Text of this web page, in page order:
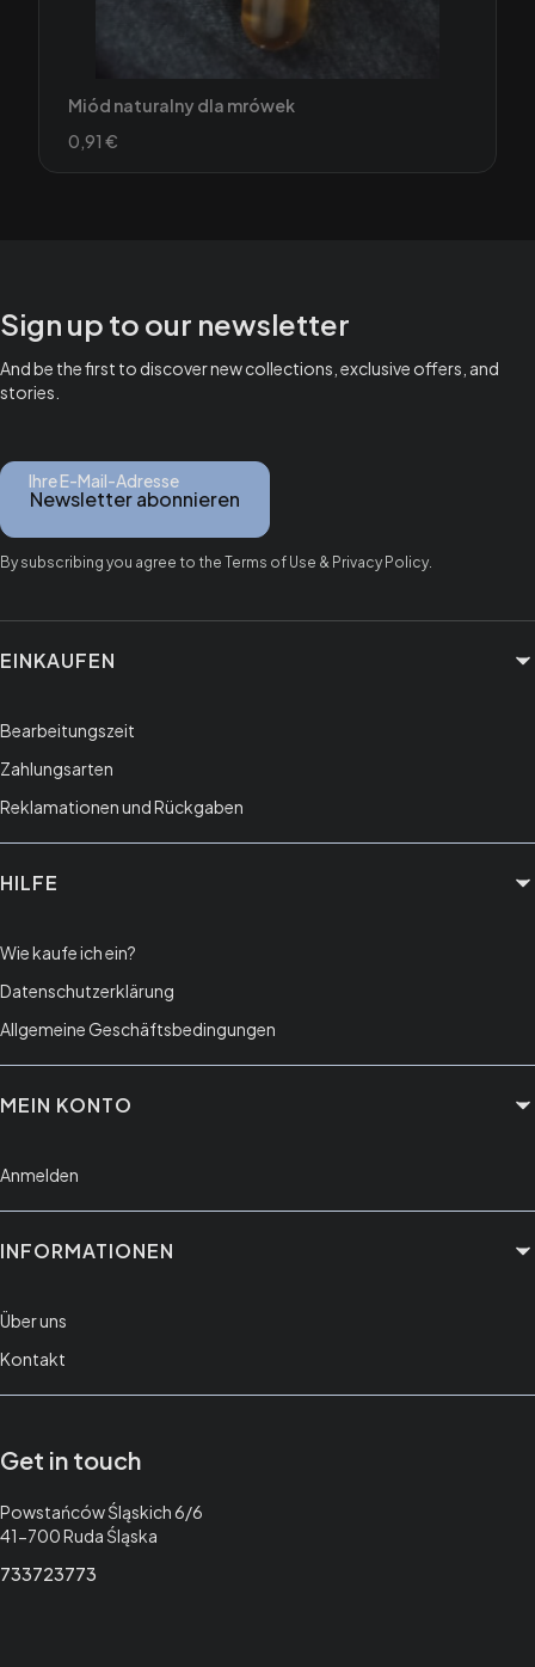
Miód naturalny dla mrówek
Preis
0,91 €
Sign up to our newsletter
And be the first to discover new collections, exclusive offers, and
stories.
Ihre E-Mail-Adresse
Newsletter abonnieren
By subscribing you agree to the Terms of Use & Privacy Policy.
Fußzeilenmenü
EINKAUFEN
Bearbeitungszeit
Zahlungsarten
Reklamationen und Rückgaben
HILFE
Wie kaufe ich ein?
Datenschutzerklärung
Allgemeine Geschäftsbedingungen
MEIN KONTO
Anmelden
INFORMATIONEN
Über uns
Kontakt
Get in touch
Adresse:
Powstańców Śląskich 6/6
41-700 Ruda Śląska
733723773